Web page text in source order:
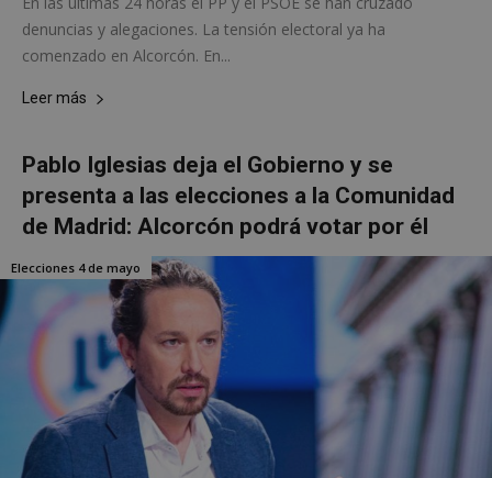
denuncias y alegaciones. La tensión electoral ya ha
comenzado en Alcorcón. En...
Leer más
Pablo Iglesias deja el Gobierno y se
presenta a las elecciones a la Comunidad
de Madrid: Alcorcón podrá votar por él
Elecciones 4 de mayo
AWSALBCORS
Amazon.com
embed.bsky.app
Google
Privacy Policy